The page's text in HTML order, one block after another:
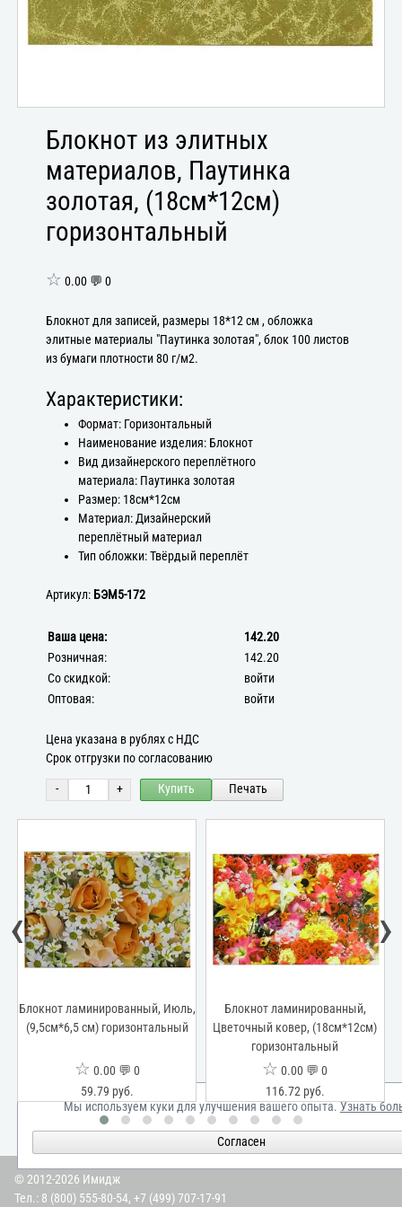
Блокнот из элитных
материалов, Паутинка
золотая, (18см*12см)
горизонтальный
☆ 0.00 💬 0
Блокнот для записей, размеры 18*12 см , обложка
элитные материалы "Паутинка золотая", блок 100 листов
из бумаги плотности 80 г/м2.
Характеристики:
Формат: Горизонтальный
Наименование изделия: Блокнот
Вид дизайнерского переплётного
материала: Паутинка золотая
Размер: 18см*12см
Материал: Дизайнерский
переплётный материал
Тип обложки: Твёрдый переплёт
Артикул: БЭМ5-172
Ваша цена:
142.20
Розничная:
142.20
Со скидкой:
войти
Оптовая:
войти
Цена указана в рублях с НДС
Срок отгрузки по согласованию
- + Купить Печать
Блокнот ламинированный, Июль,
(9,5см*6,5 см) горизонтальный
☆ 0.00 💬 0
59.79 руб.
Блокнот ламинированный,
Цветочный ковер, (18см*12см)
горизонтальный
☆ 0.00 💬 0
116.72 руб.
‹ ›
Мы используем куки для улучшения вашего опыта.Узнать
Согласен
© 2012-2026 Имидж
Тел.: 8 (800) 555-80-54, +7 (499) 707-17-91